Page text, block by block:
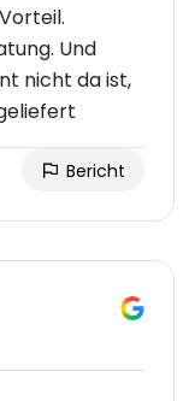
Und
nicht da ist,
Bericht